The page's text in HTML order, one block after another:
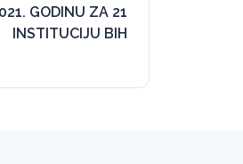
GODINU ZA 21
INSTITUCIJU BIH